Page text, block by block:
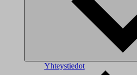
Yhteystiedot